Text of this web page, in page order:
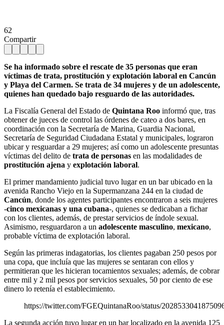
62
Compartir
Se ha informado sobre el rescate de 35 personas que eran
víctimas de trata, prostitución y explotación laboral en Cancún
y Playa del Carmen. Se trata de 34 mujeres y de un adolescente,
quienes han quedado bajo resguardo de las autoridades.
La Fiscalía General del Estado de Quintana Roo informó que, tras
obtener de jueces de control las órdenes de cateo a dos bares, en
coordinación con la Secretaría de Marina, Guardia Nacional,
Secretaría de Seguridad Ciudadana Estatal y municipales, lograron
ubicar y resguardar a 29 mujeres; así como un adolescente presuntas
víctimas del delito de trata de personas en las modalidades de
prostitución ajena y explotación laboral.
El primer mandamiento judicial tuvo lugar en un bar ubicado en la
avenida Rancho Viejo en la Supermanzana 244 en la ciudad de
Cancún, donde los agentes participantes encontraron a seis mujeres
-cinco mexicanas y una cubana-, quienes se dedicaban a fichar
con los clientes, además, de prestar servicios de índole sexual.
Asimismo, resguardaron a un adolescente masculino, mexicano,
probable víctima de explotación laboral.
Según las primeras indagatorias, los clientes pagaban 250 pesos por
una copa, que incluía que las mujeres se sentaran con ellos y
permitieran que les hicieran tocamientos sexuales; además, de cobrar
entre mil y 2 mil pesos por servicios sexuales, 50 por ciento de ese
dinero lo retenía el establecimiento.
https://twitter.com/FGEQuintanaRoo/status/
La segunda acción tuvo lugar en un bar localizado en la avenida 125